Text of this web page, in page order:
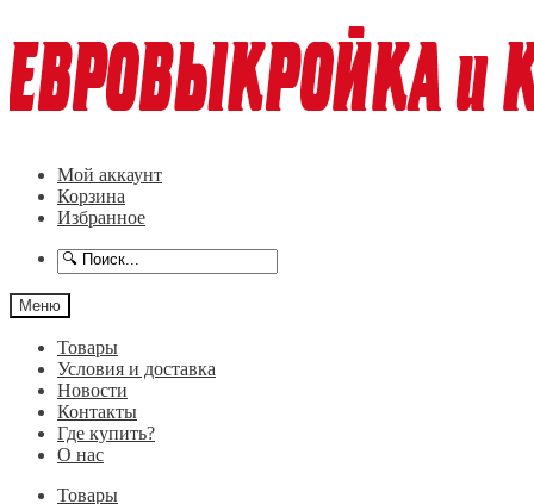
к
навигации
к
содержимому
Мой аккаунт
Корзина
Избранное
Меню
Товары
Условия и доставка
Новости
Контакты
Где купить?
О нас
Товары